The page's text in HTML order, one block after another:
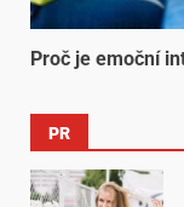
Proč je emoční
PR